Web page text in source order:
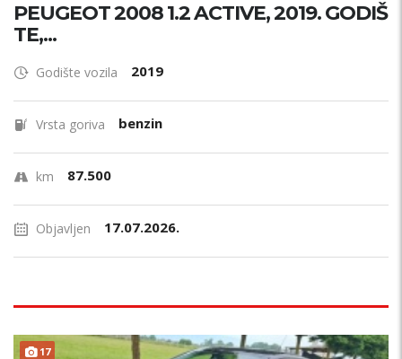
PEUGEOT 2008 1.2 ACTIVE, 2019. GODIŠ
TE,...
Godište vozila 2019
Vrsta goriva benzin
km 87.500
Objavljen 17.07.2026.
17